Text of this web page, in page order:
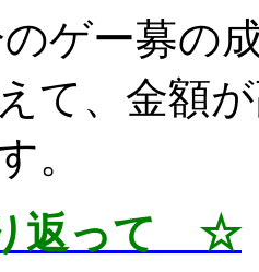
ゲー募の
て、金額
。
返って ☆